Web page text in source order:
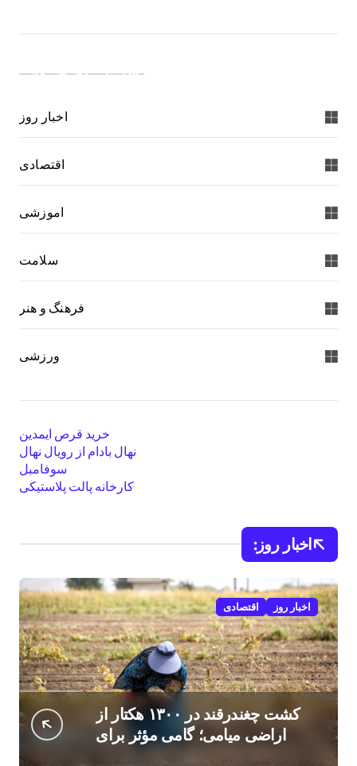
دسته بندی خبرها:
اخبار روز
اقتصادی
اموزشی
سلامت
فرهنگ و هنر
ورزشی
خرید قرص ایمدین
نهال بادام از رویال نهال
سوفامبل
کارخانه پالت پلاستیکی
اخبار روز:
اخبار روز اقتصادی
کشت چغندرقند در ۱۳۰۰ هکتار از
اراضی میامی؛ گامی مؤثر برای
افزایش درآمد کشاورزان